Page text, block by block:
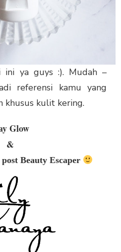
ini ya guys :). Mudah –
referensi kamu yang
khusus kulit kering.
Glow
&
Beauty Escaper